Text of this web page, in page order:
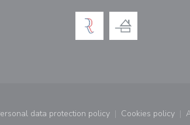
window))
in a new window))
new window))
data protection policy
((opens in a new window))
Cookies policy
((opens